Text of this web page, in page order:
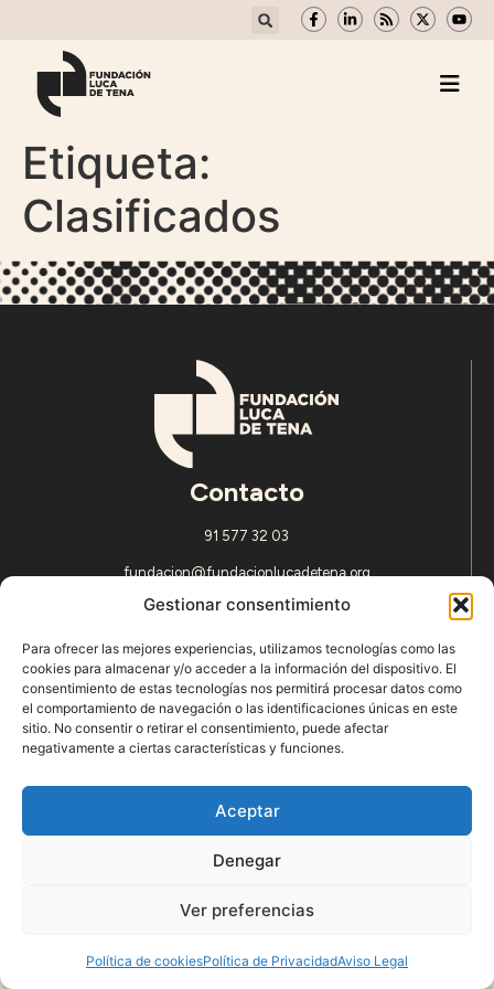
Gestionar consentimiento
Para ofrecer las mejores experiencias, utilizamos tecnologías como las
cookies para almacenar y/o acceder a la información del dispositivo. El
consentimiento de estas tecnologías nos permitirá procesar datos como
el comportamiento de navegación o las identificaciones únicas en este
sitio. No consentir o retirar el consentimiento, puede afectar
negativamente a ciertas características y funciones.
Aceptar
Denegar
Ver preferencias
Política de cookiesPolítica de PrivacidadAviso Legal
Etiqueta:
Clasificados
Contacto
91 577 32 03
fundacion@fundacionlucadetena.org
SÍGUENOS
© Fundación Luca de Tena C/Padilla, 6 – 28006 Madrid
Aviso Legal
Política de Privacidad
Política de cookies (UE)
Contacto